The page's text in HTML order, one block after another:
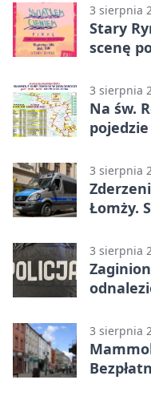
3 sierpnia
Stary
scenę
3 sierpnia
Na św.
3 sierpnia
Łomży.
3 sierpnia
3 sierpnia